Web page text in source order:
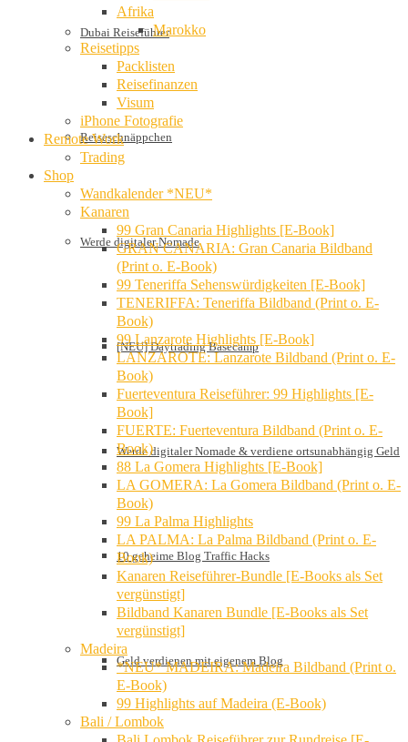
Dubai Reiseführer
Reiseschnäppchen
Werde digitaler Nomade
[NEU] Daytrading Basecamp
Werde digitaler Nomade & verdiene ortsunabhängig Geld
10 geheime Blog Traffic Hacks
Geld verdienen mit eigenem Blog
Afrika
Marokko
Reisetipps
Packlisten
Reisefinanzen
Visum
iPhone Fotografie
Remote Work
Trading
Shop
Wandkalender *NEU*
Kanaren
99 Gran Canaria Highlights [E-Book]
GRAN CANARIA: Gran Canaria Bildband
(Print o. E-Book)
99 Teneriffa Sehenswürdigkeiten [E-Book]
TENERIFFA: Teneriffa Bildband (Print o. E-
Book)
99 Lanzarote Highlights [E-Book]
LANZAROTE: Lanzarote Bildband (Print o. E-
Book)
Fuerteventura Reiseführer: 99 Highlights [E-
Book]
FUERTE: Fuerteventura Bildband (Print o. E-
Book)
88 La Gomera Highlights [E-Book]
LA GOMERA: La Gomera Bildband (Print o. E-
Book)
99 La Palma Highlights
LA PALMA: La Palma Bildband (Print o. E-
Book)
Kanaren Reiseführer-Bundle [E-Books als Set
vergünstigt]
Bildband Kanaren Bundle [E-Books als Set
vergünstigt]
Madeira
*NEU* MADEIRA: Madeira Bildband (Print o.
E-Book)
99 Highlights auf Madeira (E-Book)
Bali / Lombok